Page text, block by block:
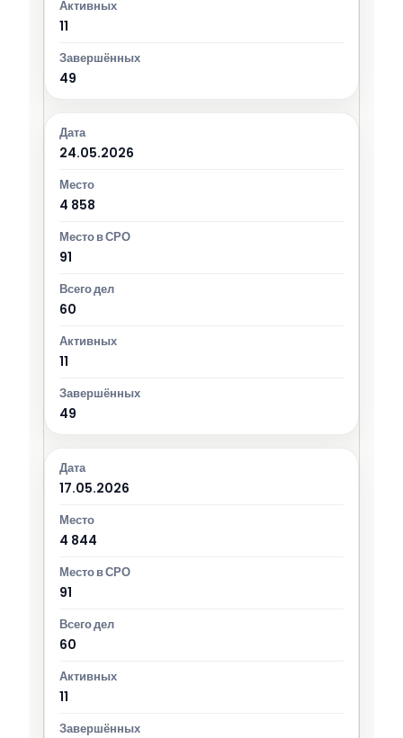
11
49
24.05.2026
4 858
91
60
11
49
17.05.2026
4 844
91
60
11